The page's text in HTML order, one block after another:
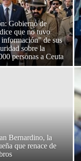
Gobierno de
que no tuvo
de sus
sobre la
personas a Ceuta
Bernardino, la
que renace de